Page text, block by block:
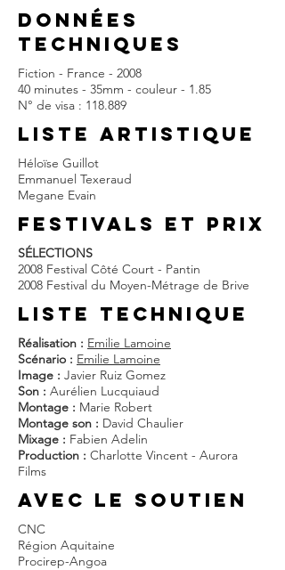
DONNÉES
TECHNIQUES
Fiction - France - 2008
40 minutes - 35mm - couleur - 1.85
N° de visa : 118.889
LISTE ARTISTIQUE
Héloïse Guillot
Emmanuel Texeraud
Megane Evain
FESTIVALS et prix
SÉLECTIONS
2008 Festival Côté Court - Pantin
2008 Festival du Moyen-Métrage de Brive
liste techniQUE
Réalisation : Emilie Lamoine
Scénario : Emilie Lamoine
Image : Javier Ruiz Gomez
Son : Aurélien Lucquiaud
Montage : Marie Robert
Montage son : David Chaulier
Mixage : Fabien Adelin
Production : Charlotte Vincent - Aurora
Films
AVEC LE SOUTIEN
CNC
Région Aquitaine
Procirep-Angoa